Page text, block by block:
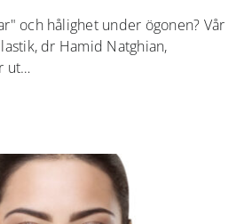
och hålighet under ögonen? Vår
dr Hamid Natghian,
ut…